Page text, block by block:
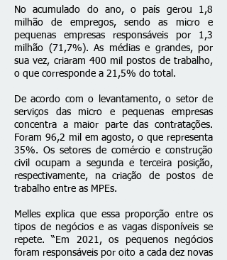
No acumulado do ano, o país gerou 1,8
milhão de empregos, sendo as micro e
pequenas empresas responsáveis por 1,3
milhão (71,7%). As médias e grandes, por
sua vez, criaram 400 mil postos de trabalho,
o que corresponde a 21,5% do total.
De acordo com o levantamento, o setor de
serviços das micro e pequenas empresas
concentra a maior parte das contratações.
Foram 96,2 mil em agosto, o que representa
35%. Os setores de comércio e construção
civil ocupam a segunda e terceira posição,
respectivamente, na criação de postos de
trabalho entre as MPEs.
Melles explica que essa proporção entre os
tipos de negócios e as vagas disponíveis se
repete. “Em 2021, os pequenos negócios
foram responsáveis por oito a cada dez novas